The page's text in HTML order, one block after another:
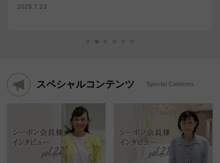
慣について解説します。
2026.7.23
スペシャルコンテンツ Special Contents